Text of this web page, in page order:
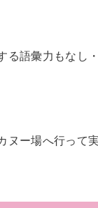
る語彙力もなし
ヌー場へ行って